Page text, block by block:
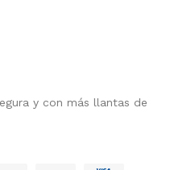
y con más llantas de